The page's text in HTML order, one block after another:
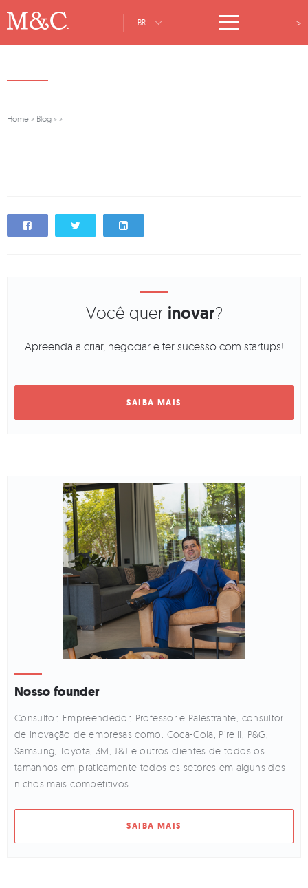
BR >
Home » Blog » »
Você quer inovar?
Apreenda a criar, negociar e ter sucesso com startups!
Nosso founder
Consultor, Empreendedor, Professor e Palestrante, consultor
de inovação de empresas como: Coca-Cola, Pirelli, P&G,
Samsung, Toyota, 3M, J&J e outros clientes de todos os
tamanhos em praticamente todos os setores em alguns dos
nichos mais competitivos.
SAIBA MAIS